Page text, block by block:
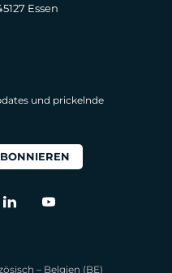
Essen
und prickelnde
– Belgien (BE)